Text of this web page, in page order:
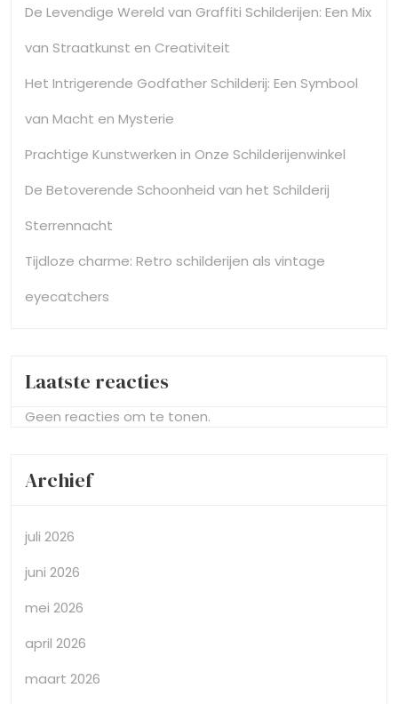
De Levendige Wereld van Graffiti Schilderijen: Een Mix
van Straatkunst en Creativiteit
Het Intrigerende Godfather Schilderij: Een Symbool
van Macht en Mysterie
Prachtige Kunstwerken in Onze Schilderijenwinkel
De Betoverende Schoonheid van het Schilderij
Sterrennacht
Tijdloze charme: Retro schilderijen als vintage
eyecatchers
Laatste reacties
Geen reacties om te tonen.
Archief
juli 2026
juni 2026
mei 2026
april 2026
maart 2026